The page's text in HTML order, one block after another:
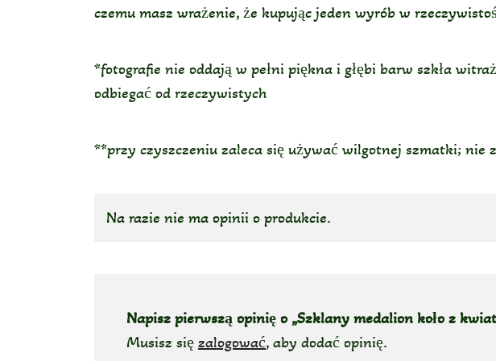
czemu masz wrażenie, że kupując jeden wyrób w
*fotografie nie oddają w pełni piękna i głębi barw szkła
odbiegać od rzeczywistych
**przy czyszczeniu zaleca się używać wilgotnej szmatki; nie
Na razie nie ma opinii o produkcie.
Napisz pierwszą opinię o „Szklany medalion koło z
Musisz się zalogować, aby dodać opinię.